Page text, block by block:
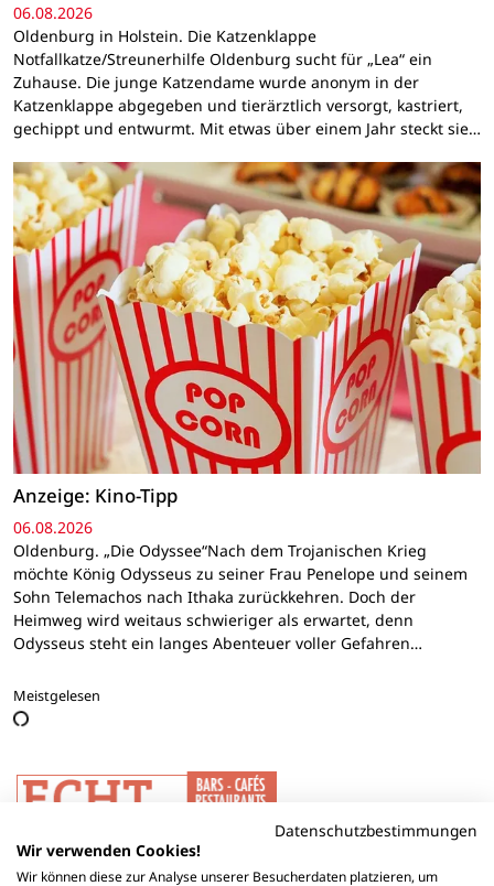
06.08.2026
Oldenburg in Holstein. Die Katzenklappe
Notfallkatze/Streunerhilfe Oldenburg sucht für „Lea“ ein
Zuhause. Die junge Katzendame wurde anonym in der
Katzenklappe abgegeben und tierärztlich versorgt, kastriert,
gechippt und entwurmt. Mit etwas über einem Jahr steckt sie…
Anzeige: Kino-Tipp
06.08.2026
Oldenburg. „Die Odyssee“Nach dem Trojanischen Krieg
möchte König Odysseus zu seiner Frau Penelope und seinem
Sohn Telemachos nach Ithaka zurückkehren. Doch der
Heimweg wird weitaus schwieriger als erwartet, denn
Odysseus steht ein langes Abenteuer voller Gefahren…
Meistgelesen
Datenschutzbestimmungen
Wir verwenden Cookies!
Wir können diese zur Analyse unserer Besucherdaten platzieren, um